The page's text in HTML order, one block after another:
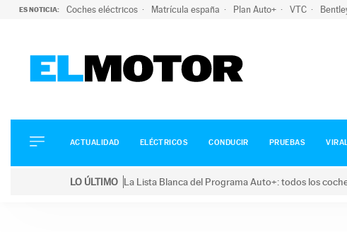
ES NOTICIA: Coches eléctricos Matrícula españa Plan Auto+ VTC
ELÉCTRICOS
CONDUCIR
ACTUALIDAD ELÉCTRICOS CONDUCIR PRUEBAS
LO ÚLTIMO La Lista Blanca del Programa Auto+: todos los